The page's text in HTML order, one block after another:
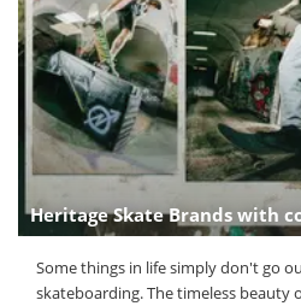
Heritage Skate Brands with
Some things in life simply don't go
skateboarding. The timeless beauty